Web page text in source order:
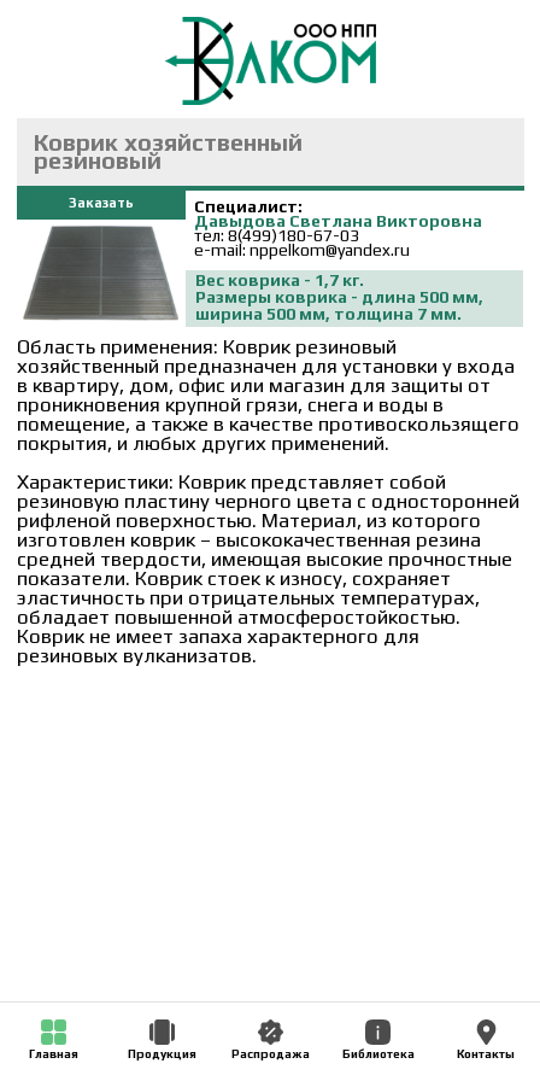
Вес коврика - 1,7 кг.
Размеры коврика - длина 500 мм,
ширина 500 мм, толщина 7 мм.
Область применения: Коврик резиновый
хозяйственный предназначен для установки у входа
в квартиру, дом, офис или магазин для защиты от
проникновения крупной грязи, снега и воды в
помещение, а также в качестве противоскользящего
покрытия, и любых других применений.
Характеристики: Коврик представляет собой
резиновую пластину черного цвета с односторонней
рифленой поверхностью. Материал, из которого
изготовлен коврик – высококачественная резина
средней твердости, имеющая высокие прочностные
показатели. Коврик стоек к износу, сохраняет
эластичность при отрицательных температурах,
обладает повышенной атмосферостойкостью.
Коврик не имеет запаха характерного для
Специалист:
Давыдова Светлана Викторовна
тел: 8(499)180-67-03
Заказать
Коврик хозяйственный
Главная Продукция Распродажа Библиотека Контакты